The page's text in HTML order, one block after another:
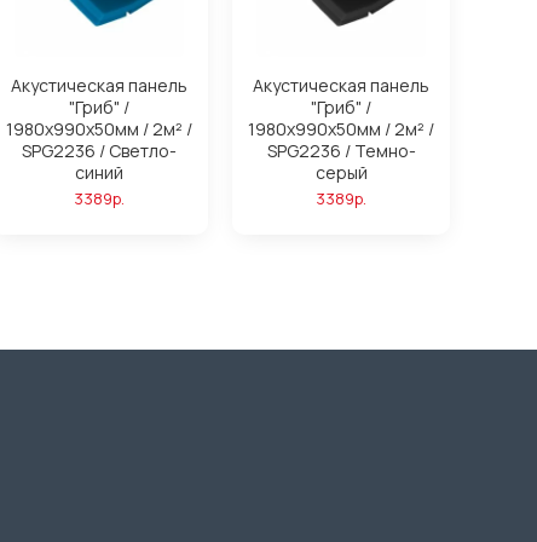
Акустическая панель
"Гриб" /
1980х990х50мм / 2м² /
SPG2236 / Светло-
синий
3389р.
Акустическая панель
"Гриб" /
1980х990х50мм / 2м² /
SPG2236 / Темно-
серый
3389р.